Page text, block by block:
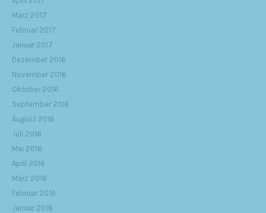
März 2017
Februar 2017
Januar 2017
Dezember 2016
November 2016
Oktober 2016
September 2016
August 2016
Juli 2016
Mai 2016
April 2016
März 2016
Februar 2016
Januar 2016